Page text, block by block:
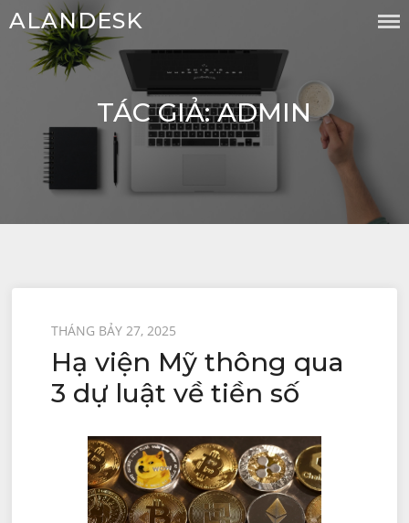
Chuyển
ALANDESK
TÁC GIẢ:ADMIN
Được
đăng
trên
THÁNG BẢY 27, 2025
Hạ viện Mỹ thông qua
3 dự luật về tiền số